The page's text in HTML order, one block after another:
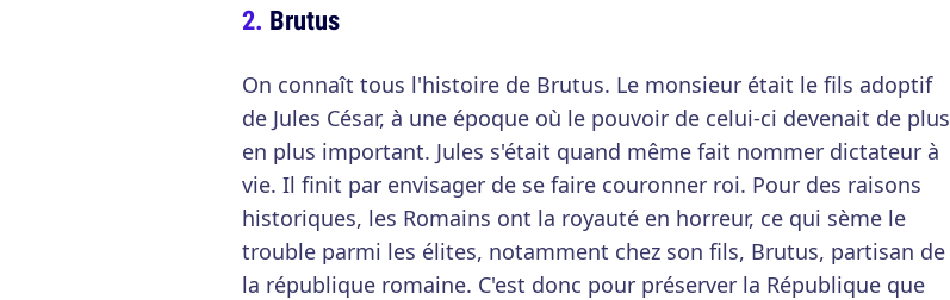
Brutus
On connaît tous l'histoire de Brutus. Le monsieur était le fils adoptif
de Jules César, à une époque où le pouvoir de celui-ci devenait de plus
en plus important. Jules s'était quand même fait nommer dictateur à
vie. Il finit par envisager de se faire couronner roi. Pour des raisons
historiques, les Romains ont la royauté en horreur, ce qui sème le
trouble parmi les élites, notamment chez son fils, Brutus, partisan de
la république romaine. C'est donc pour préserver la République que